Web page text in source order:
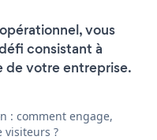
vous
consistant à
de votre entreprise.
: comment engage,
visiteurs ?